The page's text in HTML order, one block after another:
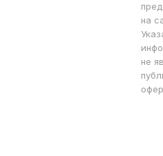
на
не